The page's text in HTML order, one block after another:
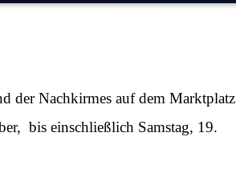
der Nachkirmes auf dem Marktplatz
bis einschließlich Samstag, 19.